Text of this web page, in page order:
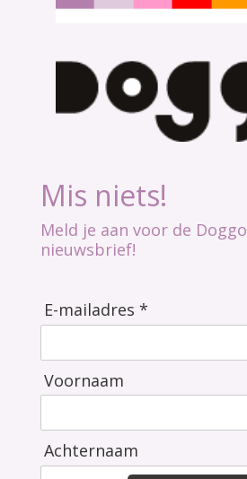
Mis niets!
Meld je aan voor de Doggo
nieuwsbrief!
E-mailadres *
Voornaam
Achternaam